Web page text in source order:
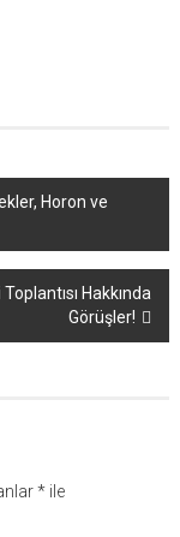
Horon ve
Hakkında
Görüşler!
*ile